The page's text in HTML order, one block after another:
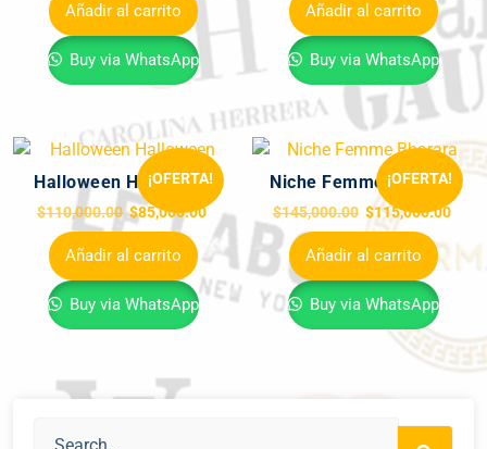
Añadir al carrito
Buy via WhatsApp
Añadir al carrito
Buy via WhatsApp
¡OFERTA!
Halloween Halloween
$110,000.00 $85,000.00
Añadir al carrito
Buy via WhatsApp
¡OFERTA!
Niche Femme Bharara
$145,000.00 $115,000.00
Añadir al carrito
Buy via WhatsApp